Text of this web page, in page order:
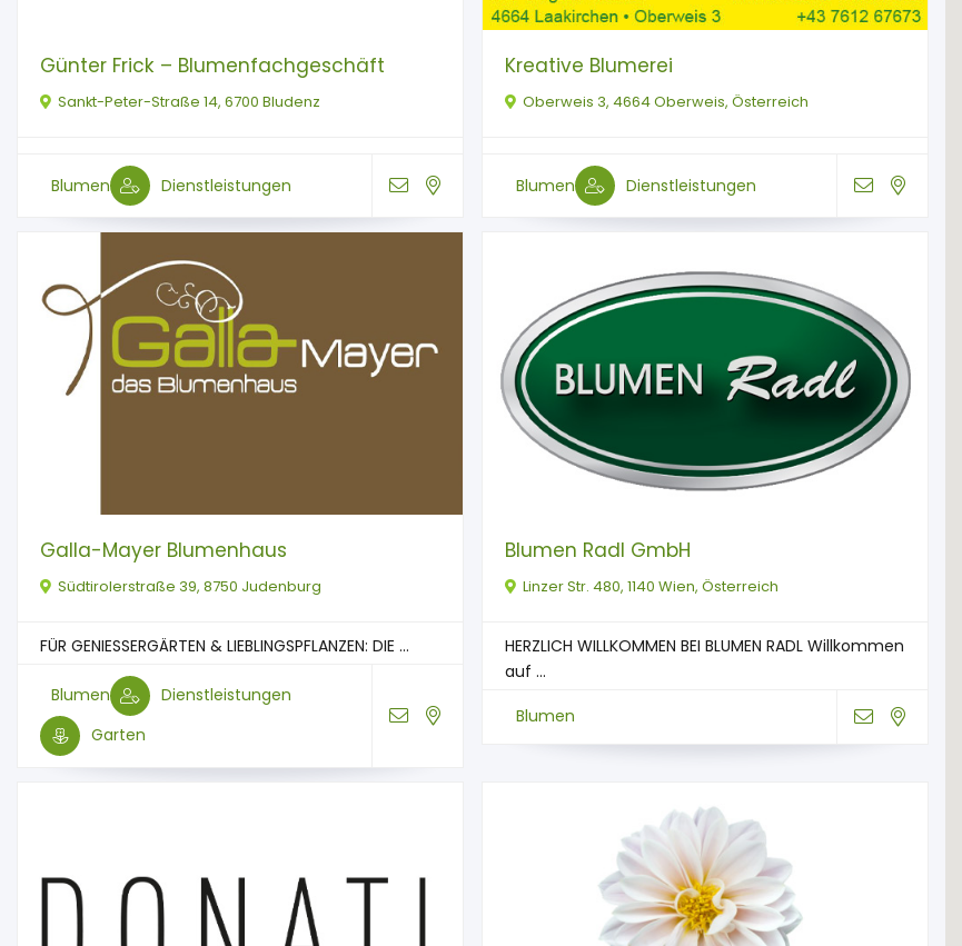
Günter Frick – Blumenfachgeschäft
Sankt-Peter-Straße 14, 6700 Bludenz
Blumen Dienstleistungen
Kreative Blumerei
Oberweis 3, 4664 Oberweis, Österreich
Blumen Dienstleistungen
Galla-Mayer Blumenhaus
Südtirolerstraße 39, 8750 Judenburg
FÜR GENIESSERGÄRTEN & LIEBLINGSPFLANZEN: DIE ...
Blumen
Dienstleistungen
Garten
Blumen Radl GmbH
Linzer Str. 480, 1140 Wien, Österreich
HERZLICH WILLKOMMEN BEI BLUMEN RADL Willkommen
auf ...
Blumen